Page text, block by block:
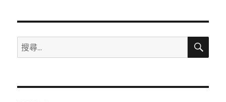
搜
尋
鍵
搜